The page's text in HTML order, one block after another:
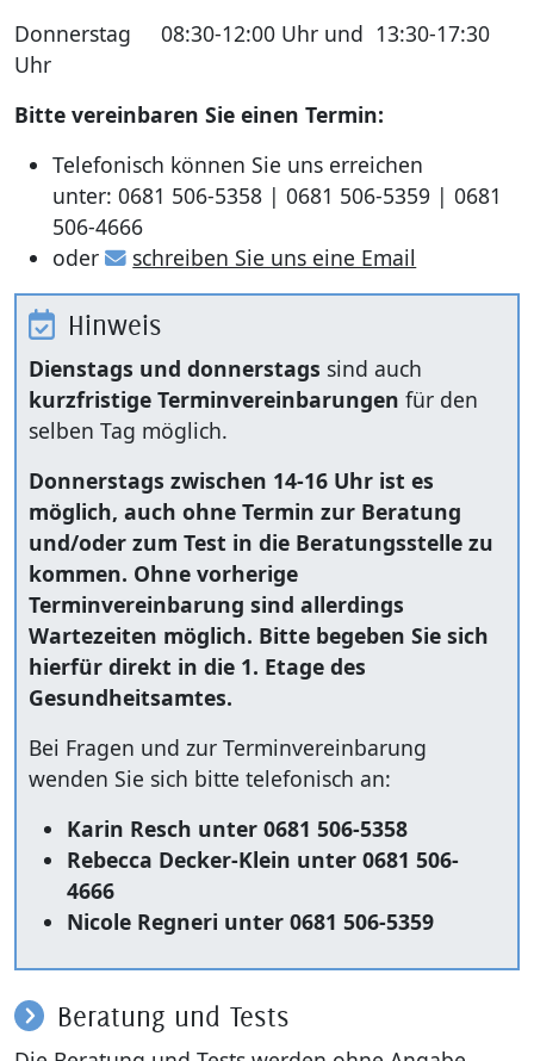
Donnerstag 08:30-12:00 Uhr und 13:30-17:30
Uhr
Bitte vereinbaren Sie einen Termin:
Telefonisch können Sie uns erreichen
unter: 0681 506-5358 | 0681 506-5359 | 0681
506-4666
oder
schreiben Sie uns eine Email
Hinweis
Dienstags und donnerstags sind auch
kurzfristige Terminvereinbarungen für den
selben Tag möglich.
Donnerstags zwischen 14-16 Uhr ist es
möglich, auch ohne Termin zur Beratung
und/oder zum Test in die Beratungsstelle zu
kommen. Ohne vorherige
Terminvereinbarung sind allerdings
Wartezeiten möglich. Bitte begeben Sie sich
hierfür direkt in die 1. Etage des
Gesundheitsamtes.
Bei Fragen und zur Terminvereinbarung
wenden Sie sich bitte telefonisch an:
Karin Resch unter 0681 506-5358
Rebecca Decker-Klein unter 0681 506-
4666
Nicole Regneri unter 0681 506-5359
Beratung und Tests